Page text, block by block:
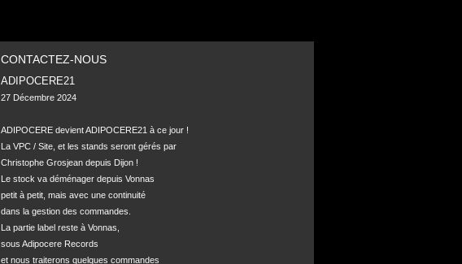
CONTACTEZ-NOUS
ADIPOCERE21
27 Décembre 2024
ADIPOCERE devient ADIPOCERE21 à ce jour !
La VPC / Site, et les stands seront gérés par
Christophe Grosjean depuis Dijon !
Le stock va déménager depuis Vonnas
petit à petit, mais avec une continuité
dans la gestion des commandes.
La partie label reste à Vonnas,
sous Adipocere Records
et nous traiterons quelques commandes